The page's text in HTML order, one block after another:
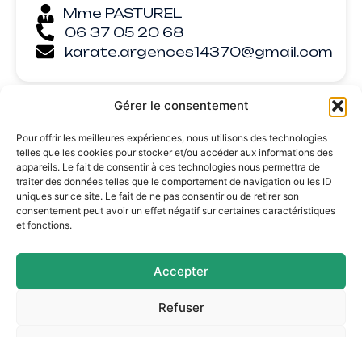
Gérer le consentement
Pour offrir les meilleures expériences, nous utilisons des technologies
telles que les cookies pour stocker et/ou accéder aux informations des
appareils. Le fait de consentir à ces technologies nous permettra de
traiter des données telles que le comportement de navigation ou les ID
uniques sur ce site. Le fait de ne pas consentir ou de retirer son
consentement peut avoir un effet négatif sur certaines caractéristiques
et fonctions.
Accepter
Refuser
Mme PASTUREL
06 37 05 20 68
karate.argences14370@gmail.com
Mairie d'Argences
14370 Argences